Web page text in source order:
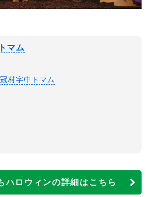
マム
村字中トマム
ハロウィンの詳細はこちら